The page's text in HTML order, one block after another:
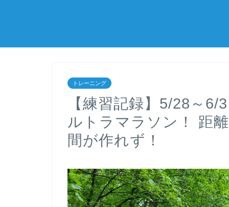
トレーニング
【練習記録】5/28～
ルトラマラソン！ 距
間が作れず！